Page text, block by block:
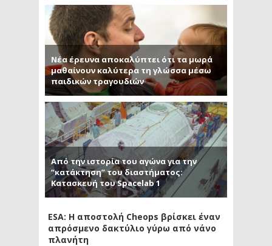
Νέα έρευνα αποκαλύπτει ότι τα μωρά
μαθαίνουν καλύτερα τη γλώσσα μέσω
παιδικών τραγουδιών
Από την ιστορία του αγώνα για την
“κατάκτηση” του διαστήματος:
Κατασκευή του Spacelab 1
ESA: Η αποστολή Cheops βρίσκει έναν
απρόσμενο δακτύλιο γύρω από νάνο
πλανήτη